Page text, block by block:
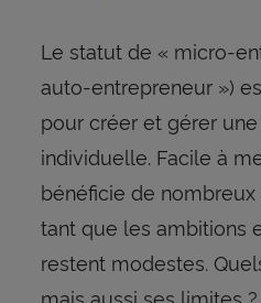
Le statut de « micro-
auto-entrepreneur »)
pour créer et gérer
individuelle. Facile à
bénéficie de
tant que les ambitions
restent modestes.
mais aussi ses limites ?